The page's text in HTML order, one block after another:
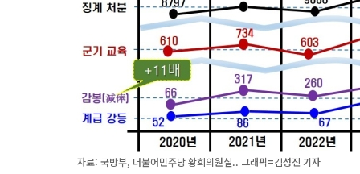
자료: 국방부, 더불어민주당 황희의원실.. 그래픽=김성진 기자